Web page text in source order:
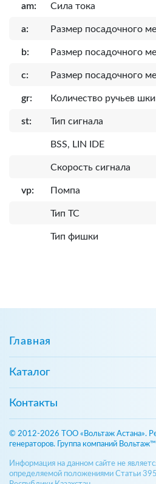
am: Сила тока
a: Размер посадочного
b: Размер посадочного
c: Размер посадочного
gr: Количество ручьев
st: Тип сигнала
BSS, LIN IDE
Скорость сигнала
vp: Помпа
Тип ТС
Тип фишки
Главная
Каталог
Контакты
© 2012-2026 ТОО «Вольтаж Астана».
генераторов. Группа компаний
Информация на данном сайте не
определяемой положениями Статьи